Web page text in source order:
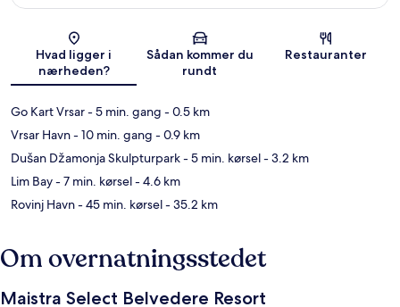
Kort
Hvad ligger i
nærheden?
Sådan kommer du
rundt
Restauranter
Go Kart Vrsar- 5 min. gang - 0.5 km
Vrsar Havn- 10 min. gang - 0.9 km
Dušan Džamonja Skulpturpark- 5 min. kørsel- 3.2 km
Lim Bay- 7 min. kørsel- 4.6 km
Rovinj Havn- 45 min. kørsel- 35.2 km
Om overnatningsstedet
Maistra Select Belvedere Resort